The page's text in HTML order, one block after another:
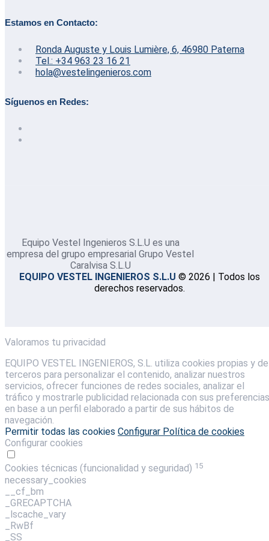
Estamos en Contacto:
Ronda Auguste y Louis Lumière, 6, 46980 Paterna
Tel.: +34 963 23 16 21
hola@vestelingenieros.com
Síguenos en Redes:
Equipo Vestel Ingenieros S.L.U es una
empresa del grupo empresarial Grupo Vestel
Caralvisa S.L.U
EQUIPO VESTEL INGENIEROS S.L.U © 2026 | Todos los
derechos reservados.
Valoramos tu privacidad
EQUIPO VESTEL INGENIEROS, S.L. utiliza cookies propias y de
terceros para personalizar el contenido, analizar nuestros
servicios, ofrecer funciones de redes sociales, analizar el
tráfico y mostrarle publicidad relacionada con sus preferencias
en base a un perfil elaborado a partir de sus hábitos de
navegación.
Permitir todas las cookies Configurar Política de cookies
Configurar cookies
Cookies técnicas (funcionalidad y seguridad) 15
necessary_cookies
__cf_bm
_GRECAPTCHA
_lscache_vary
_RwBf
_SS